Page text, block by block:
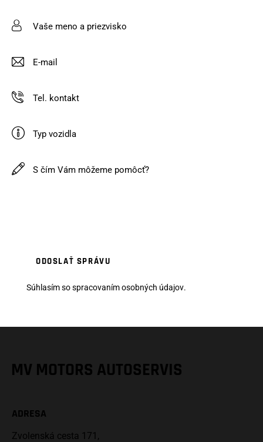
Súhlasímso spracovaním osobných údajov.
MV MOTORS AUTOSERVIS
ADRESA
Zvolenská cesta 171,